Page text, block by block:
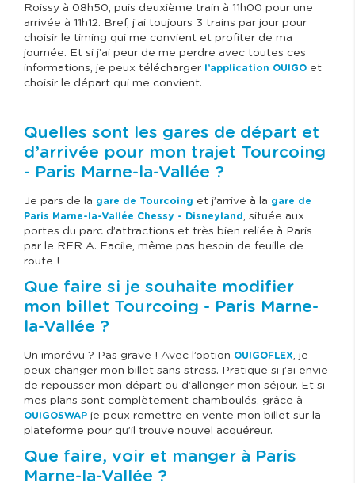
Roissy à 08h50, puis deuxième train à 11h00 pour une
arrivée à 11h12. Bref, j’ai toujours 3 trains par jour pour
choisir le timing qui me convient et profiter de ma
journée. Et si j’ai peur de me perdre avec toutes ces
informations, je peux télécharger l’application OUIGO et
choisir le départ qui me convient.
Quelles sont les gares de départ et
d’arrivée pour mon trajet Tourcoing
- Paris Marne-la-Vallée ?
Je pars de la gare de Tourcoing et j’arrive à la gare de
Paris Marne-la-Vallée Chessy - Disneyland, située aux
portes du parc d’attractions et très bien reliée à Paris
par le RER A. Facile, même pas besoin de feuille de
route !
Que faire si je souhaite modifier
mon billet Tourcoing - Paris Marne-
la-Vallée ?
Un imprévu ? Pas grave ! Avec l’option OUIGOFLEX, je
peux changer mon billet sans stress. Pratique si j’ai envie
de repousser mon départ ou d’allonger mon séjour. Et si
mes plans sont complètement chamboulés, grâce à
OUIGOSWAP je peux remettre en vente mon billet sur la
plateforme pour qu’il trouve nouvel acquéreur.
Que faire, voir et manger à Paris
Marne-la-Vallée ?